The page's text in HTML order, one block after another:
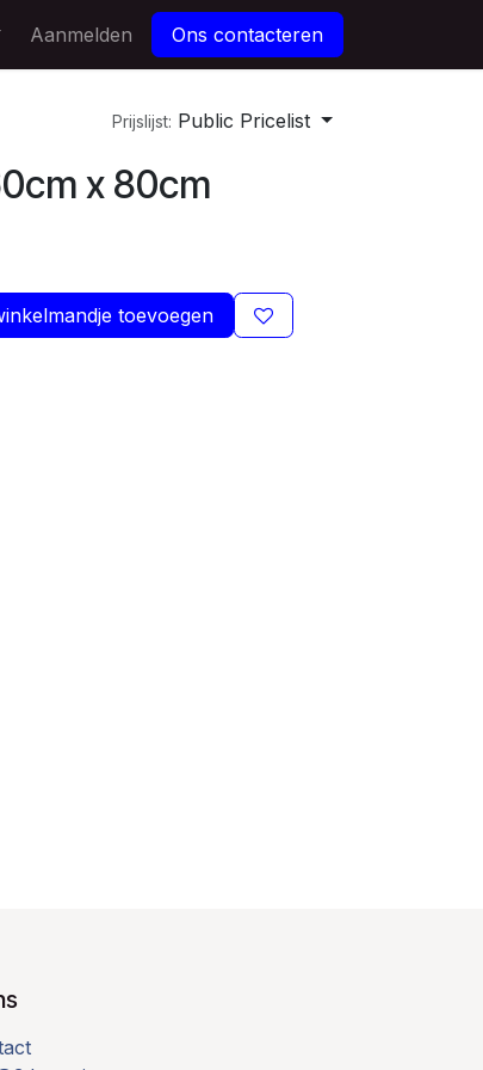
Aanmelden Ons contacteren
Prijslijst: Public Pricelist
x 80cm
toevoegen